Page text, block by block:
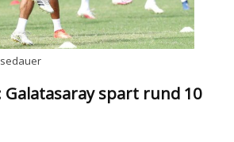
Galatasaray spart rund 10